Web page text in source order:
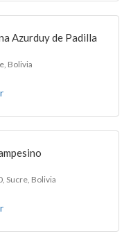
Azurduy de Padilla
Bolivia
Sucre, Bolivia